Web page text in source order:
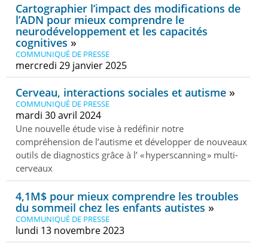
Cartographier l’impact des modifications de
l’ADN pour mieux comprendre le
neurodéveloppement et les capacités
cognitives
COMMUNIQUÉ DE PRESSE
mercredi 29 janvier 2025
Cerveau, interactions sociales et autisme
COMMUNIQUÉ DE PRESSE
mardi 30 avril 2024
Une nouvelle étude vise à redéfinir notre
compréhension de l’autisme et développer de nouveaux
outils de diagnostics grâce à l’ « hyperscanning » multi-
cerveaux
4,1M$ pour mieux comprendre les troubles
du sommeil chez les enfants autistes
COMMUNIQUÉ DE PRESSE
lundi 13 novembre 2023